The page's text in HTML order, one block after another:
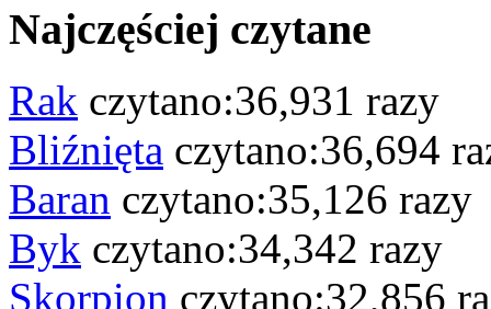
Najczęściej czytane
Rak czytano:36,931 razy
Bliźnięta czytano:36,694
Baran czytano:35,126 razy
Byk czytano:34,342 razy
Skorpion czytano:32,856